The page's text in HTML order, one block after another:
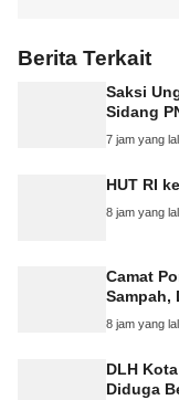
Berita Terkait
Saksi
Sidang
7 jam yang
HUT RI
8 jam yang
Camat
Sampah,
8 jam yang
DLH
Diduga